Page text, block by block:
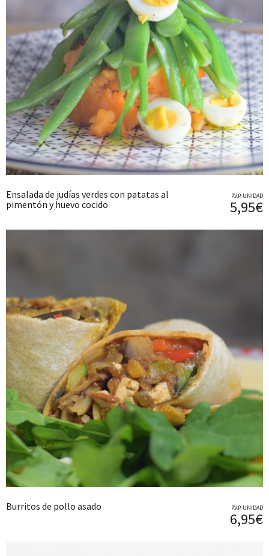
Ensalada de judías verdes con patatas al
pimentón y huevo cocido
P.V.P. UNIDAD
5,95€
Burritos de pollo asado P.V.P. UNIDAD
6,95€